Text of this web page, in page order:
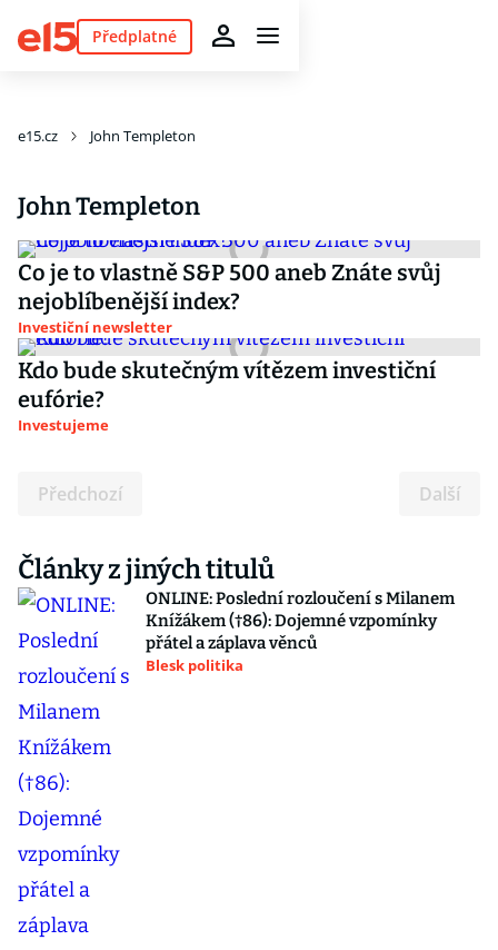
Předplatné
e15.cz John Templeton
John Templeton
Co je to vlastně S&P 500 aneb Znáte svůj
nejoblíbenější index?
Investiční newsletter
Kdo bude skutečným vítězem investiční
eufórie?
Investujeme
Předchozí Další
Články z jiných titulů
ONLINE: Poslední rozloučení s Milanem
Knížákem (†86): Dojemné vzpomínky
přátel a záplava věnců
Blesk politika